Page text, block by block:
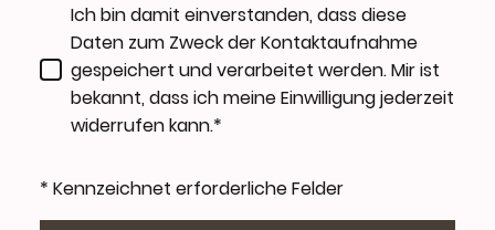
Ich bin damit einverstanden, dass diese
Daten zum Zweck der Kontaktaufnahme
gespeichert und verarbeitet werden. Mir ist
bekannt, dass ich meine Einwilligung jederzeit
widerrufen kann.*
* Kennzeichnet erforderliche Felder